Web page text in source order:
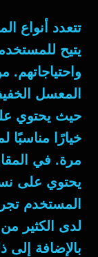
تتعدد أنواع
يتيح
واحتياجاتهم.
المعسل
حيث يحتوي
خيارًا
مرة. في
يحتوي على
المستخدم
لدى الكثير
بالإضافة إلى